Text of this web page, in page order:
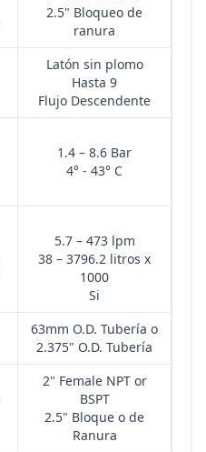
2.5" Bloqueo de
ranura
Latón sin plomo
Hasta 9
Flujo Descendente
1.4 – 8.6 Bar
4° - 43° C
5.7 – 473 lpm
38 – 3796.2 litros x
1000
Si
63mm O.D. Tubería o
2.375" O.D. Tubería
2" Female NPT or
BSPT
2.5" Bloque o de
Ranura